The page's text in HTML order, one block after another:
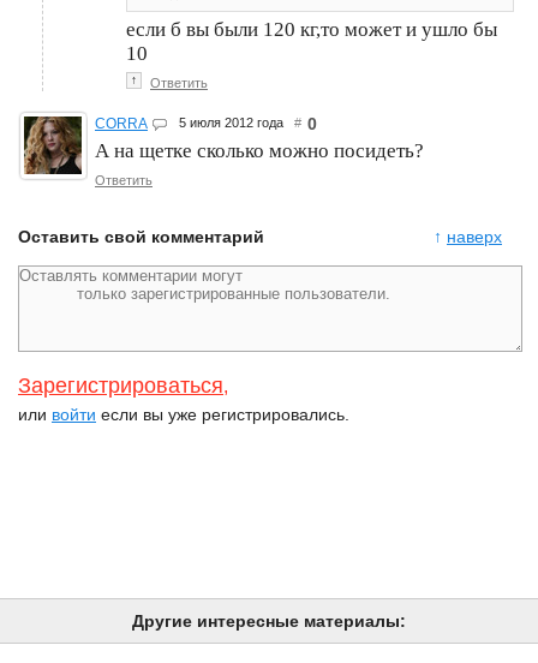
если б вы были 120 кг,то может и ушло бы
10
↑ Ответить
CORRA 5 июля 2012 года # 0
А на щетке сколько можно посидеть?
Ответить
↑ наверх
Оставить свой комментарий
Зарегистрироваться,
или войти если вы уже регистрировались.
Другие интересные материалы: